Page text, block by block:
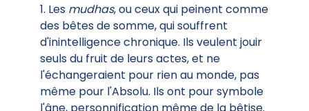
1. Les mudhas, ou ceux qui peinent comme
des bêtes de somme, qui souffrent
d'inintelligence chronique. Ils veulent jouir
seuls du fruit de leurs actes, et ne
l'échangeraient pour rien au monde, pas
même pour l'Absolu. Ils ont pour symbole
l'âne, personnification même de la bêtise.